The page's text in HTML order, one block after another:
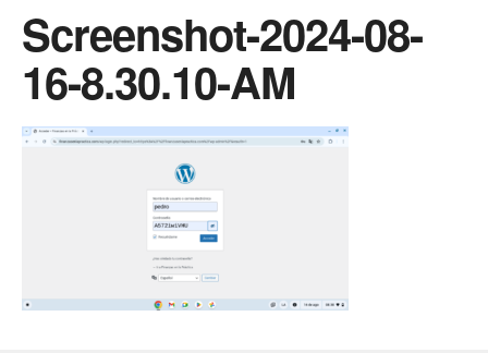
Screenshot-2024-08-
16-8.30.10-AM